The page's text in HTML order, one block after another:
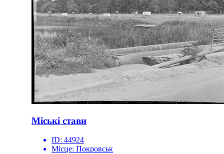
Міські стави
ID: 44924
Місце: Покровськ